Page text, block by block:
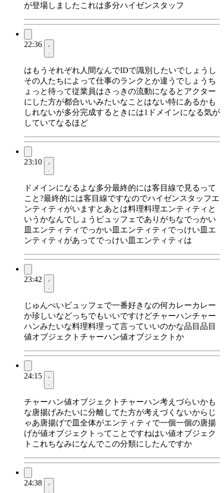
が登場しましたこれは多分ハイゼンスタッフ
22:36
はもうそれぞれ人間なんでIDで識別したいでしょうし
その人たちによって仕事のランクとか違うでしょうち
ょっと待って従業員はさっきの流動になるとアクター
にした方が都合いいみたいなことはない特にあるかも
しれないが多分完成するときには1ドメインになる気が
していてなるほど
23:10
ドメインになるよな多分最終的には客目線で見るって
こと?最終的には客目線ですなのでハイゼンスタッフエ
ンティティがいますとあとは料理料理エンティティと
いうかなんでしょうビュッフェでありがちなでっかい
皿エンティティでっかい皿エンティティでっけい皿エ
ンティティがあってでっけい皿エンティティは
23:42
じゅんぺいビュッフェで一番好きなの何カレーカレー
か珍しいなどっちでもいいですけどチャーハンチャー
ハンみたいな料理料理って言っていいのかな品目品目
値オブジェクトチャーハン値オブジェクトか
24:15
チャーハン値オブジェクトチャーハン考えづらいかも
な唐揚げみたいに分離してた方が考えづくないからじ
ゃあ唐揚げで皿全体がエンティティで一個一個の唐揚
げが値オブジェクトってことですねはい値オブジェク
トこれちなみになんでこの分類にしたんですか
24:38